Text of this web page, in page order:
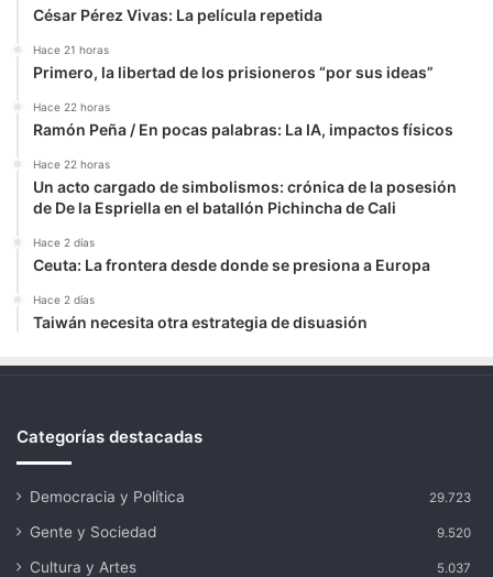
César Pérez Vivas: La película repetida
Hace 21 horas
Primero, la libertad de los prisioneros “por sus ideas”
Hace 22 horas
Ramón Peña / En pocas palabras: La IA, impactos físicos
Hace 22 horas
Un acto cargado de simbolismos: crónica de la posesión
de De la Espriella en el batallón Pichincha de Cali
Hace 2 días
Ceuta: La frontera desde donde se presiona a Europa
Hace 2 días
Taiwán necesita otra estrategia de disuasión
Categorías destacadas
Democracia y Política 29.723
Gente y Sociedad 9.520
Cultura y Artes 5.037